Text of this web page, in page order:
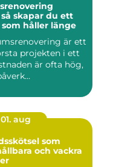
håller länge
är ett
projekten i ett
är ofta hög,
01. aug
som
och vackra